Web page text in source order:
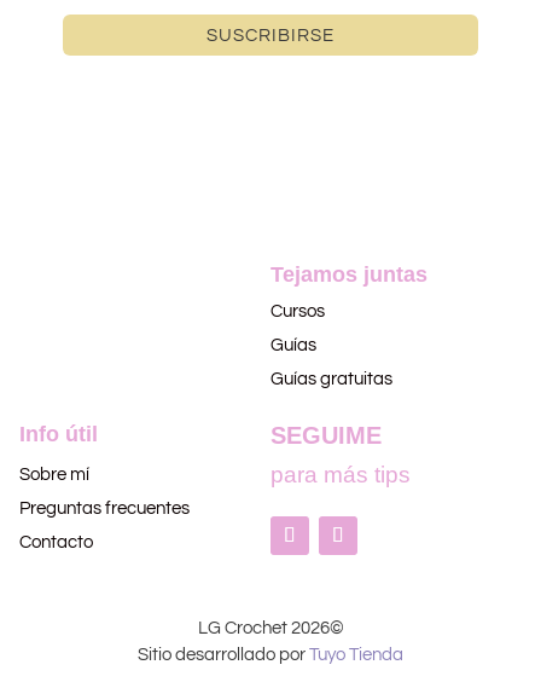
SUSCRIBIRSE
Tejamos juntas
Cursos
Guías
Guías gratuitas
Info útil
Sobre mí
Preguntas frecuentes
Contacto
SEGUIME
para más tips
LG Crochet 2026©
Sitio desarrollado por Tuyo Tienda